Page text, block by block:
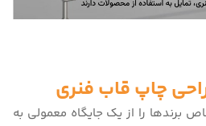
چاپ قاب فنری
برندها را از یک جایگاه معمولی به